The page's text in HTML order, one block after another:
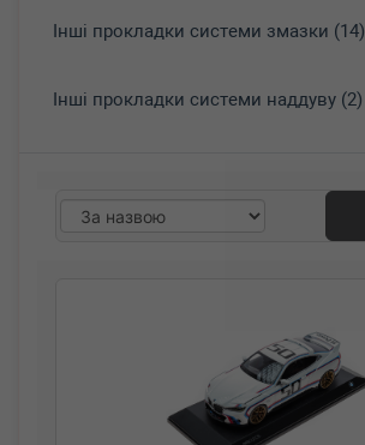
Інші прокладки системи змазки (14)
Інші прокладки системи наддуву (2)